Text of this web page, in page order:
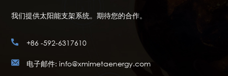
我们提供太阳能支架系统。期待您的合作。
+86 -592-6317610
电子邮件: info@xmimetaenergy.com